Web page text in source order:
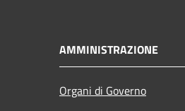
AMMINISTRAZIONE
Organi di Governo